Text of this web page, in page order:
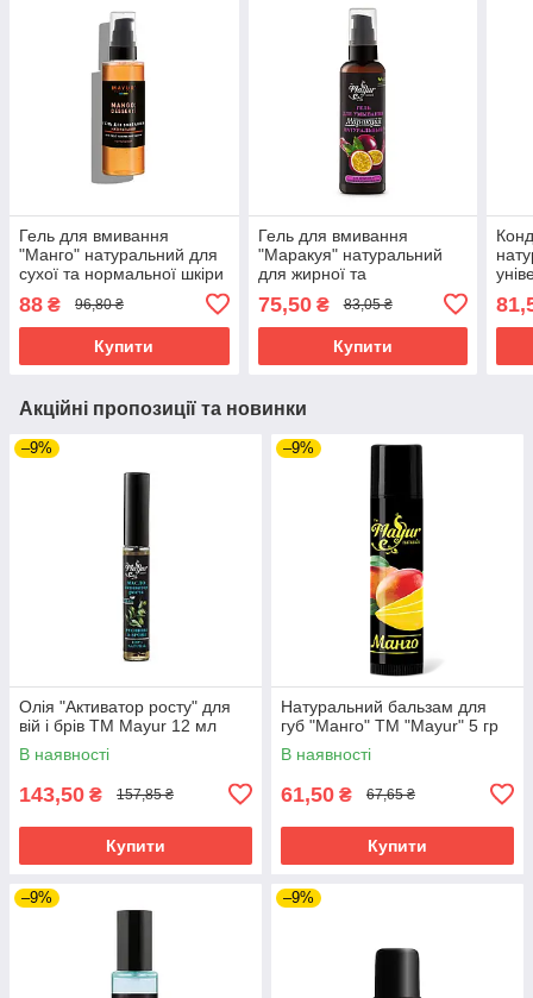
Гель для вмивання
"Манго" натуральний для
сухої та нормальної шкіри
88 ₴ 96,80 ₴
Купити
Гель для вмивання
"Маракуя" натуральний
для жирної та
Mayur, 100 мл
75,50₴ 83,05 ₴
Купити
200
Акційні пропозиції та новинки
–9%
Олія "Активатор росту" для
вій і брів TM Mayur 12 мл
В наявності
143,50 ₴ 157,85 ₴
Купити
–9%
Натуральний бальзам для
губ "Манго" ТМ "Mayur" 5 гр
В наявності
61,50 ₴ 67,65 ₴
Купити
–9% –9%